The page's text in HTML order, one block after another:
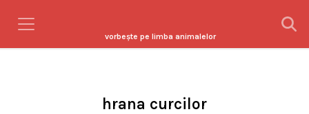
vorbeşte pe limba animalelor
hrana curcilor